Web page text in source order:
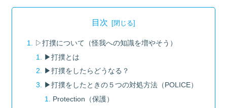
目次
▷打撲について（怪我への知識を増やそう）
▶︎打撲とは
▶︎打撲をしたらどうなる？
▶︎打撲をしたときの５つの対処方法（POLICE）
Protection（保護）